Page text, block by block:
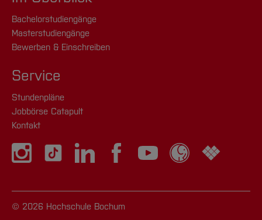
Bachelorstudiengänge
Masterstudiengänge
Bewerben & Einschreiben
Service
Stundenpläne
Jobbörse Catapult
Kontakt
© 2026 Hochschule Bochum